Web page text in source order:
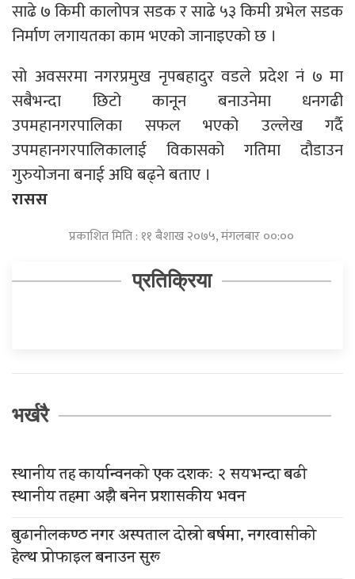
साढे ७ किमी कालोपत्र सडक र साढे ५३ किमी ग्रभेल सडक
निर्माण लगायतका काम भएको जानाइएको छ ।
सो अवसरमा नगरप्रमुख नृपबहादुर वडले प्रदेश नं ७ मा
सबैभन्दा छिटो कानून बनाउनेमा धनगढी
उपमहानगरपालिका सफल भएको उल्लेख गर्दै
उपमहानगरपालिकालाई विकासको गतिमा दौडाउन
गुरुयोजना बनाई अघि बढ्ने बताए ।
रासस
प्रकाशित मिति : ११ बैशाख २०७५, मंगलबार ००:००
प्रतिक्रिया
भर्खरै
स्थानीय तह कार्यान्वनको एक दशकः २ सयभन्दा बढी
स्थानीय तहमा अझै बनेन प्रशासकीय भवन
बुढानीलकण्ठ नगर अस्पताल दोस्रो बर्षमा, नगरवासीको
हेल्थ प्रोफाइल बनाउन सुरू